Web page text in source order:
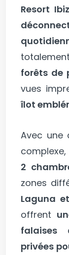
Resort
forêts de
vues
îlot
Avec une
complexe,
2
zones
Laguna
offrent
falaises
privées